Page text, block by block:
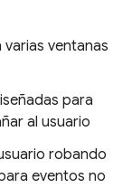
ventanas
para
al usuario
robando
eventos no